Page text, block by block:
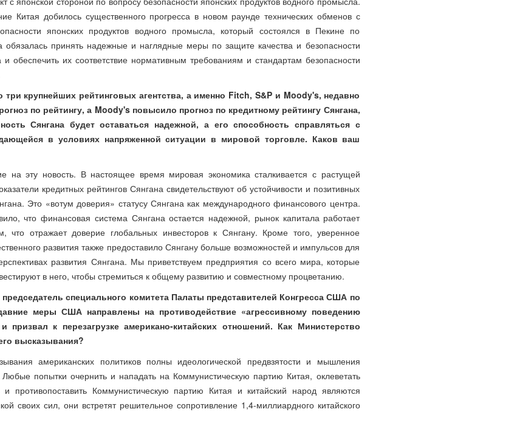
Китая добилось существенного прогресса в новом раунде технических обменов с
японских продуктов водного промысла, который состоялся в Пекине по
обязалась принять надежные и наглядные меры по защите качества и безопасности
обеспечить их соответствие нормативным требованиям и стандартам безопасности
крупнейших рейтинговых агентства, а именно Fitch, S&P и Moody's, недавно
по рейтингу, а Moody's повысило прогноз по кредитному рейтингу Сянгана,
Сянгана будет оставаться надежной, а его способность справляться с
в условиях напряженной ситуации в мировой торговле. Каков ваш
на эту новость. В настоящее время мировая экономика сталкивается с растущей
кредитных рейтингов Сянгана свидетельствуют об устойчивости и позитивных
Это «вотум доверия» статусу Сянгана как международного финансового центра.
что финансовая система Сянгана остается надежной, рынок капитала работает
отражает доверие глобальных инвесторов к Сянгану. Кроме того, уверенное
развития также предоставило Сянгану больше возможностей и импульсов для
развития Сянгана. Мы приветствуем предприятия со всего мира, которые
в него, чтобы стремиться к общему развитию и совместному процветанию.
специального комитета Палаты представителей Конгресса США по
меры США направлены на противодействие «агрессивному поведению
призвал к перезагрузке американо-китайских отношений. Как Министерство
высказывания?
американских политиков полны идеологической предвзятости и мышления
попытки очернить и нападать на Коммунистическую партию Китая, оклеветать
противопоставить Коммунистическую партию Китая и китайский народ являются
своих сил, они встретят решительное сопротивление 1,4-миллиардного китайского